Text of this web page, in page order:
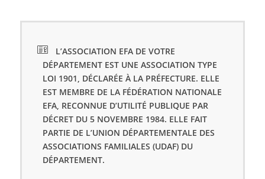
L’ASSOCIATION EFA DE VOTRE
DÉPARTEMENT EST UNE ASSOCIATION TYPE
LOI 1901, DÉCLARÉE À LA PRÉFECTURE. ELLE
EST MEMBRE DE LA FÉDÉRATION NATIONALE
EFA, RECONNUE D’UTILITÉ PUBLIQUE PAR
DÉCRET DU 5 NOVEMBRE 1984. ELLE FAIT
PARTIE DE L’UNION DÉPARTEMENTALE DES
ASSOCIATIONS FAMILIALES (UDAF) DU
DÉPARTEMENT.